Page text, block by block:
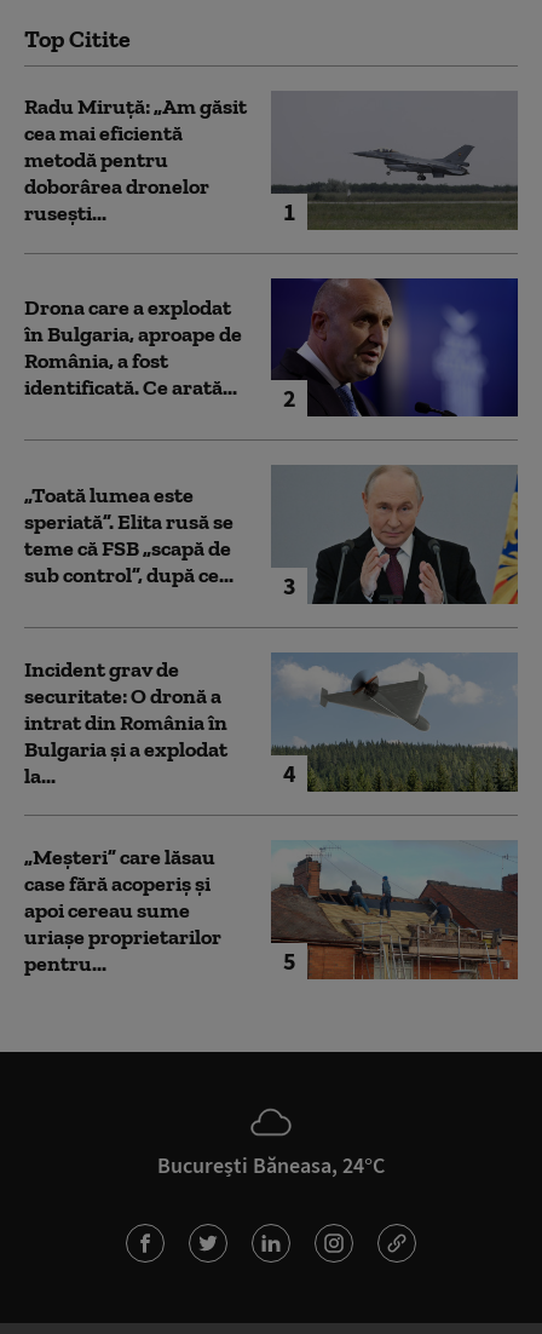
Top Citite
1
Radu Miruță: „Am găsit
cea mai eficientă
metodă pentru
doborârea dronelor
rusești...
2
Drona care a explodat
în Bulgaria, aproape de
România, a fost
identificată. Ce arată...
3
„Toată lumea este
speriată”. Elita rusă se
teme că FSB „scapă de
sub control”, după ce...
4
Incident grav de
securitate: O dronă a
intrat din România în
Bulgaria şi a explodat
la...
5
„Meșteri” care lăsau
case fără acoperiș și
apoi cereau sume
uriașe proprietarilor
pentru...
București Băneasa, 24°C